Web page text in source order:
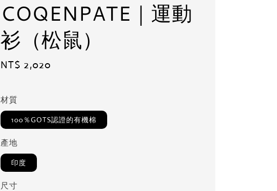
COQENPATE｜運動
衫（松鼠）
Regular
NT$ 2,020
材質
100％GOTS認證的有機棉
產地
印度
尺寸